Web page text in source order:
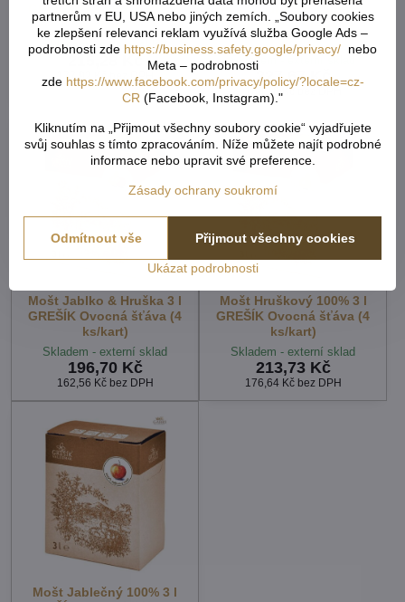
GREŠÍK Ovocná šťáva (4
ks/kart)
Skladem - externí sklad
215,28 Kč
177,92 Kč bez DPH
řepa 3 l GREŠÍK Ovocno-
zeleninová šťáva (4
ks/kart)
Skladem - externí sklad
227,67 Kč
188,16 Kč
Mošt Jablko & Hruška 3 l
GREŠÍK Ovocná šťáva (4
ks/kart)
Skladem - externí sklad
196,70 Kč
162,56 Kč bez DPH
Mošt Hruškový 100% 3 l
GREŠÍK Ovocná šťáva (4
ks/kart)
Skladem - externí sklad
213,73 Kč
176,64 Kč bez DPH
Mošt Jablečný 100% 3 l
partnerům v EU, USA nebo jiných zemích. „Soubory cookies
ke zlepšení relevanci reklam využívá služba Google Ads –
podrobnosti zde https://business.safety.google/privacy/ nebo
Meta – podrobnosti
zde https://www.facebook.com/privacy/policy/?locale=cz-
CR (Facebook, Instagram)."
Kliknutím na „Přijmout všechny soubory cookie“ vyjadřujete
svůj souhlas s tímto zpracováním. Níže můžete najít podrobné
informace nebo upravit své preference.
Zásady ochrany soukromí
Ukázat podrobnosti
Přijmout všechny cookies
Odmítnout vše